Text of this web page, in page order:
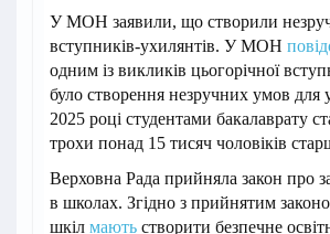
У МОН заявили, що створили
вступників-ухилянтів. У МОН
одним із викликів цьогорічної
було створення незручних умов для
2025 році студентами бакалаврату
трохи понад 15 тисяч чоловіків
Верховна Рада прийняла закон про
в школах. Згідно з прийнятим
шкіл мають створити безпечне